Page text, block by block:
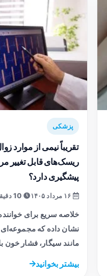
پزشکی
تقریباً نیمی از موارد
ریسک‌های قابل تغییر
پیشگیری دارد؟
10 دقیقه
خلاصه سریع برای
نشان داده که مجموعه‌ای
مانند سیگار، فشار خون
بیشتر بخوانید